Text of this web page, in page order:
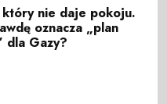
który nie daje pokoju.
oznacza „plan
dla Gazy?